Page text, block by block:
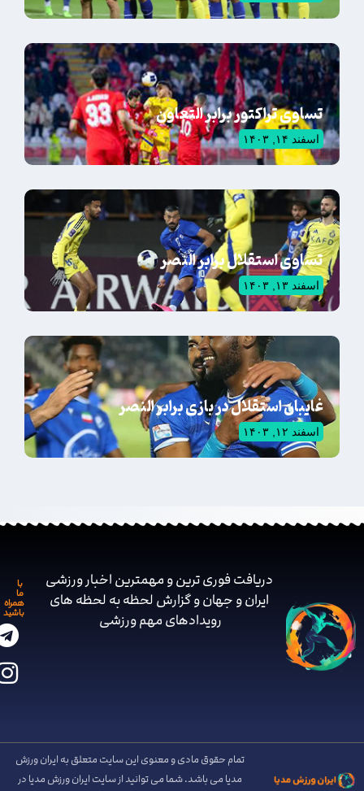
تساوی تراکتور برابر التعاون
اسفند ۱۴, ۱۴۰۳
تساوی استقلال برابر النصر
اسفند ۱۳, ۱۴۰۳
غایبان استقلال در بازی برابر النصر
اسفند ۱۲, ۱۴۰۳
دریافت فوری ترین و مهمترین اخبار ورزشی
ایران و جهان و گزارش لحظه به لحظه های
رویدادهای مهم ‌ورزشی
همراه
باشید
تمام حقوق مادی و معنوی این سایت متعلق به ایران ورزش
مدیا می باشد. شما می توانید از سایت ایران ورزش مدیا در